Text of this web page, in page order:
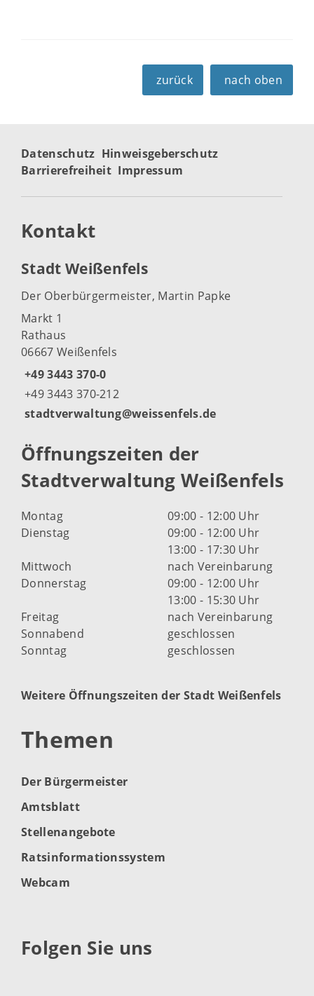
zurück nach oben
Datenschutz Hinweisgeberschutz
Barrierefreiheit Impressum
Kontakt
Stadt Weißenfels
Der Oberbürgermeister, Martin Papke
Markt 1
Rathaus
06667 Weißenfels
+49 3443 370-0
+49 3443 370-212
stadtverwaltung@weissenfels.de
Öffnungszeiten der
Stadtverwaltung Weißenfels
Montag
09:00 - 12:00 Uhr
Dienstag
09:00 - 12:00 Uhr
13:00 - 17:30 Uhr
Mittwoch
nach Vereinbarung
Donnerstag
09:00 - 12:00 Uhr
13:00 - 15:30 Uhr
Freitag
nach Vereinbarung
Sonnabend
geschlossen
Sonntag
geschlossen
Weitere Öffnungszeiten der Stadt Weißenfels
Themen
Der Bürgermeister
Amtsblatt
Stellenangebote
Ratsinformationssystem
Webcam
Folgen Sie uns